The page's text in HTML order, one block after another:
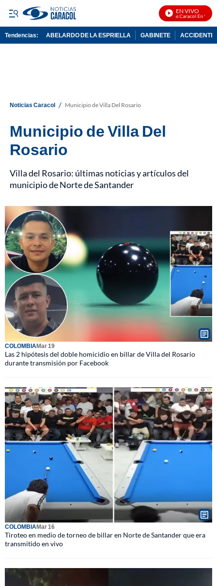
EN VIVO
Noticias Caracol En Vivo
Tendencias: ABELARDO DE LA ESPRIELLA GABINETE ACCIDENTE
Noticias Caracol / Municipio de Villa Del Rosario
Municipio de Villa Del
Rosario
Villa del Rosario: últimas noticias y artículos del
municipio de Norte de Santander
COLOMBIAMar 19
Las 2 hipótesis del doble homicidio en billar de Villa del Rosario
durante transmisión por Facebook
COLOMBIAMar 16
Tiroteo en medio de torneo de billar en Norte de Santander que era
transmitido en vivo